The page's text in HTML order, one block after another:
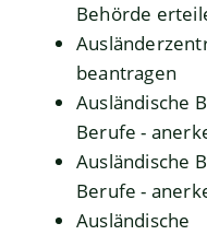
Behörde
beantragen
Ausländische
Berufe -
Ausländische
Berufe -
Ausländische